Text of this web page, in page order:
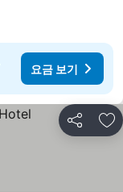
요금 보기
공유 즐